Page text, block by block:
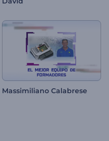
Massimiliano Calabrese